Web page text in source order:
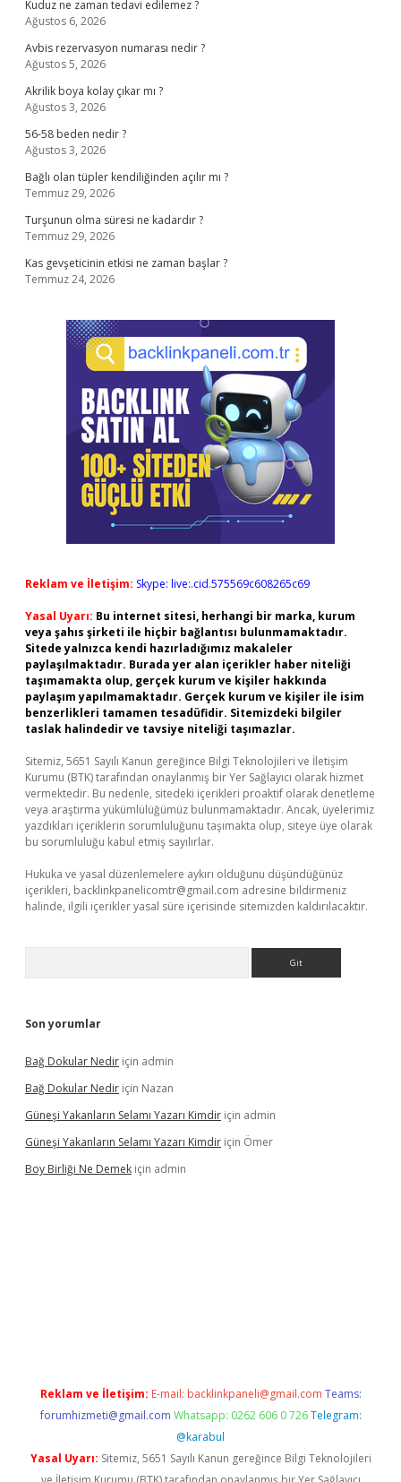
Kuduz ne zaman tedavi edilemez ?
Ağustos 6, 2026
Avbis rezervasyon numarası nedir ?
Ağustos 5, 2026
Akrilik boya kolay çıkar mı ?
Ağustos 3, 2026
56-58 beden nedir ?
Ağustos 3, 2026
Bağlı olan tüpler kendiliğinden açılır mı ?
Temmuz 29, 2026
Turşunun olma süresi ne kadardır ?
Temmuz 29, 2026
Kas gevşeticinin etkisi ne zaman başlar ?
Temmuz 24, 2026
Reklam ve İletişim: Skype: live:.cid.575569c608265c69
Yasal Uyarı: Bu internet sitesi, herhangi bir marka, kurum
veya şahıs şirketi ile hiçbir bağlantısı bulunmamaktadır.
Sitede yalnızca kendi hazırladığımız makaleler
paylaşılmaktadır. Burada yer alan içerikler haber niteliği
taşımamakta olup, gerçek kurum ve kişiler hakkında
paylaşım yapılmamaktadır. Gerçek kurum ve kişiler ile isim
benzerlikleri tamamen tesadüfidir. Sitemizdeki bilgiler
taslak halindedir ve tavsiye niteliği taşımazlar.
Sitemiz, 5651 Sayılı Kanun gereğince Bilgi Teknolojileri ve İletişim
Kurumu (BTK) tarafından onaylanmış bir Yer Sağlayıcı olarak hizmet
vermektedir. Bu nedenle, sitedeki içerikleri proaktif olarak denetleme
veya araştırma yükümlülüğümüz bulunmamaktadır. Ancak, üyelerimiz
yazdıkları içeriklerin sorumluluğunu taşımakta olup, siteye üye olarak
bu sorumluluğu kabul etmiş sayılırlar.
Hukuka ve yasal düzenlemelere aykırı olduğunu düşündüğünüz
içerikleri, backlinkpanelicomtr@gmail.com adresine bildirmeniz
halinde, ilgili içerikler yasal süre içerisinde sitemizden kaldırılacaktır.
Son yorumlar
Bağ Dokular Nedir için admin
Bağ Dokular Nedir için Nazan
Güneşi Yakanların Selamı Yazarı Kimdir için admin
Güneşi Yakanların Selamı Yazarı Kimdir için Ömer
Boy Birliği Ne Demek için admin
Reklam ve İletişim: E-mail: backlinkpaneli@gmail.com Teams:
forumhizmeti@gmail.com Whatsapp: 0262 606 0 726 Telegram:
@karabul
Yasal Uyarı: Sitemiz, 5651 Sayılı Kanun gereğince Bilgi Teknolojileri